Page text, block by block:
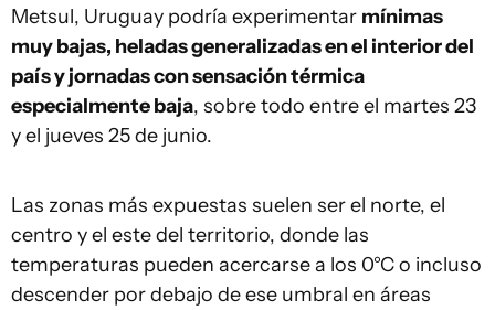
Metsul, Uruguay podría experimentar mínimas
muy bajas, heladas generalizadas en el interior del
país y jornadas con sensación térmica
especialmente baja, sobre todo entre el martes 23
y el jueves 25 de junio.
Las zonas más expuestas suelen ser el norte, el
centro y el este del territorio, donde las
temperaturas pueden acercarse a los 0°C o incluso
descender por debajo de ese umbral en áreas